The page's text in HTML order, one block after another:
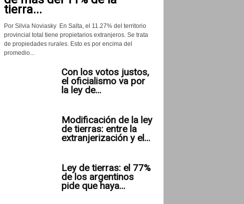
tierra...
Por Silvia Noviasky En Salta, el 11.27% del territorio
provincial total tiene propietarios extranjeros. Se trata
de propiedades rurales. Esto es por encima del
promedio...
Con los votos justos,
el oficialismo va por
la ley de...
Modificación de la ley
de tierras: entre la
extranjerización y el...
Ley de tierras: el 77%
de los argentinos
pide que haya...